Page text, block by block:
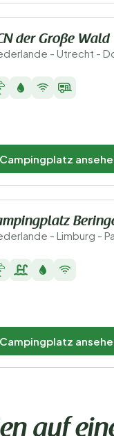
der Große Wald
- Utrecht -
Campingplatz
- Limburg -
Campingplatz
auf